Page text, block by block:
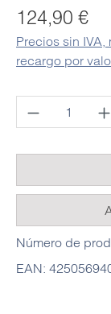
Precio normal:
124,90 €
Precios sin
recargo por
Cantidad
Número de
EAN: